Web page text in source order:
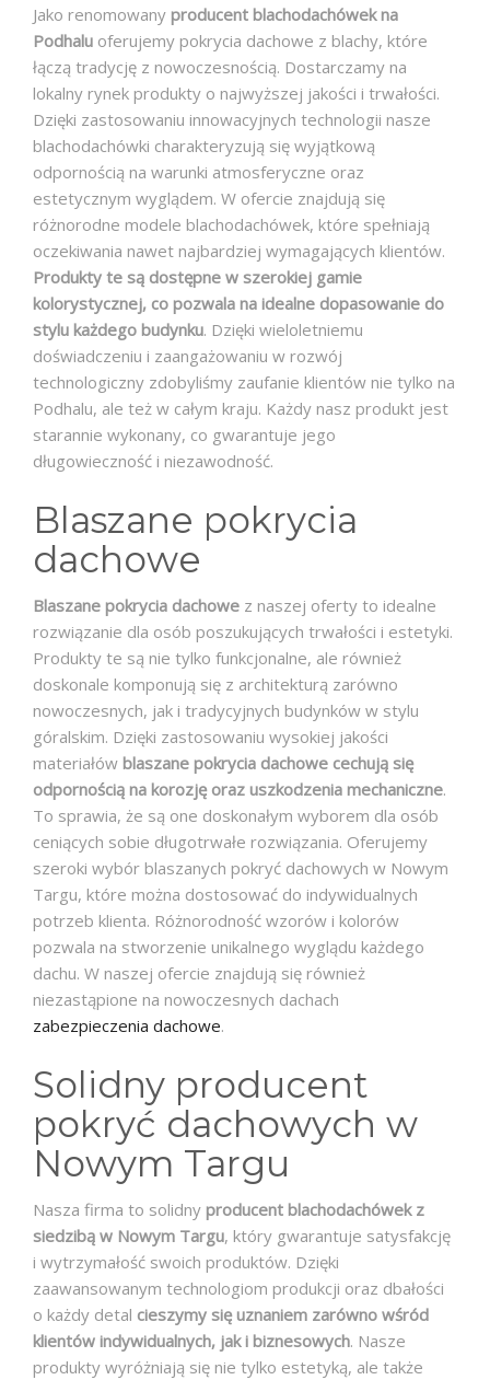
Jako renomowany producent blachodachówek na
Podhalu oferujemy pokrycia dachowe z blachy, które
łączą tradycję z nowoczesnością. Dostarczamy na
lokalny rynek produkty o najwyższej jakości i trwałości.
Dzięki zastosowaniu innowacyjnych technologii nasze
blachodachówki charakteryzują się wyjątkową
odpornością na warunki atmosferyczne oraz
estetycznym wyglądem. W ofercie znajdują się
różnorodne modele blachodachówek, które spełniają
oczekiwania nawet najbardziej wymagających klientów.
Produkty te są dostępne w szerokiej gamie
kolorystycznej, co pozwala na idealne dopasowanie do
stylu każdego budynku. Dzięki wieloletniemu
doświadczeniu i zaangażowaniu w rozwój
technologiczny zdobyliśmy zaufanie klientów nie tylko na
Podhalu, ale też w całym kraju. Każdy nasz produkt jest
starannie wykonany, co gwarantuje jego
długowieczność i niezawodność.
Blaszane pokrycia
dachowe
Blaszane pokrycia dachowe z naszej oferty to idealne
rozwiązanie dla osób poszukujących trwałości i estetyki.
Produkty te są nie tylko funkcjonalne, ale również
doskonale komponują się z architekturą zarówno
nowoczesnych, jak i tradycyjnych budynków w stylu
góralskim. Dzięki zastosowaniu wysokiej jakości
materiałów blaszane pokrycia dachowe cechują się
odpornością na korozję oraz uszkodzenia mechaniczne.
To sprawia, że są one doskonałym wyborem dla osób
ceniących sobie długotrwałe rozwiązania. Oferujemy
szeroki wybór blaszanych pokryć dachowych w Nowym
Targu, które można dostosować do indywidualnych
potrzeb klienta. Różnorodność wzorów i kolorów
pozwala na stworzenie unikalnego wyglądu każdego
dachu. W naszej ofercie znajdują się również
niezastąpione na nowoczesnych dachach
zabezpieczenia dachowe.
Solidny producent
pokryć dachowych w
Nowym Targu
Nasza firma to solidny producent blachodachówek z
siedzibą w Nowym Targu, który gwarantuje satysfakcję
i wytrzymałość swoich produktów. Dzięki
zaawansowanym technologiom produkcji oraz dbałości
o każdy detal cieszymy się uznaniem zarówno wśród
klientów indywidualnych, jak i biznesowych. Nasze
produkty wyróżniają się nie tylko estetyką, ale także